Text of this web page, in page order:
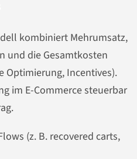
kombiniert Mehrumsatz,
und die Gesamtkosten
Optimierung, Incentives).
im E-Commerce steuerbar
(z. B. recovered carts,